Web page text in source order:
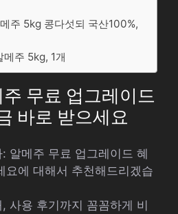
주 5kg 콩다섯되 국산100%,
메주 5kg, 1개
주 무료 업그레이드
바로 받으세요
: 알메주 무료 업그레이드 혜
요에 대해서 추천해드리겠습
사용 후기까지 꼼꼼하게 비